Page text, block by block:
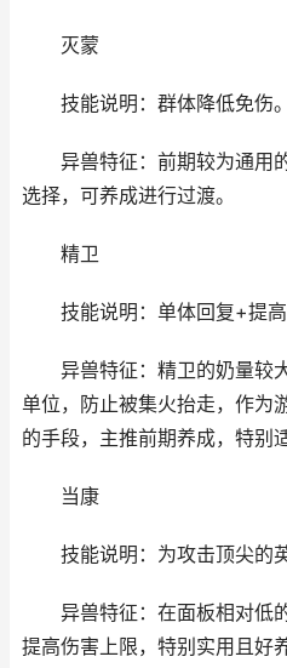
灭蒙
技能说明：群体降低免伤。
异兽特征：前期较为通用
选择，可养成进行过渡。
精卫
技能说明：单体回复+提高
异兽特征：精卫的奶量较
单位，防止被集火抬走，作为
的手段，主推前期养成，特别
当康
技能说明：为攻击顶尖的英
异兽特征：在面板相对低
提高伤害上限，特别实用且好